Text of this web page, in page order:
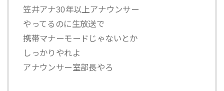
笠井アナ30年以上アナウンサー
やってるのに生放送で
携帯マナーモードじゃないとか
しっかりやれよ
アナウンサー室部長やろ